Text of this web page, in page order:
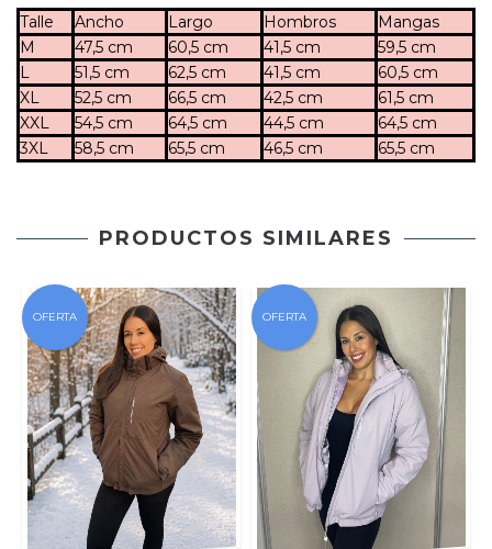
Talle Ancho Largo Hombros
Mangas
M
47,5 cm 60,5 cm 41,5 cm
59,5 cm
L
51,5 cm 62,5 cm 41,5 cm
60,5 cm
XL
52,5 cm 66,5 cm 42,5 cm
61,5 cm
XXL
54,5 cm 64,5 cm 44,5 cm
64,5 cm
3XL
58,5 cm 65,5 cm 46,5 cm 65,5 cm
PRODUCTOS SIMILARES
OFERTA OFERTA